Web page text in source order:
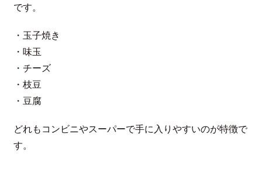
です。
・玉子焼き
・味玉
・チーズ
・枝豆
・豆腐
どれもコンビニやスーパーで手に入りやすいのが特徴で
す。